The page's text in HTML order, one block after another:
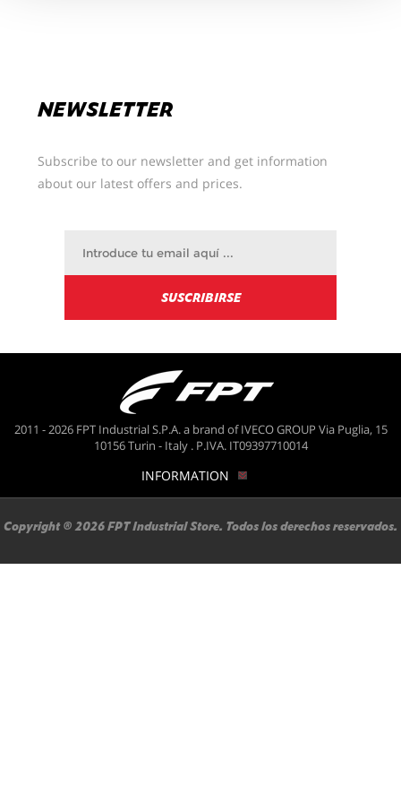
NEWSLETTER
Subscribe to our newsletter and get information
about our latest offers and prices.
2011 - 2026 FPT Industrial S.P.A. a brand of IVECO GROUP Via Puglia, 15
10156 Turin - Italy . P.IVA. IT09397710014
INFORMATION
Copyright ® 2026 FPT Industrial Store. Todos los derechos reservados.